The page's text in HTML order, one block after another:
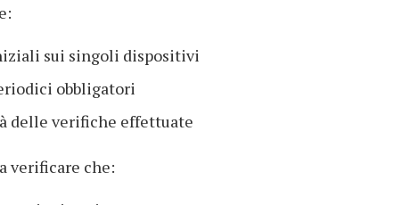
sui singoli dispositivi
obbligatori
delle verifiche effettuate
verificare che: